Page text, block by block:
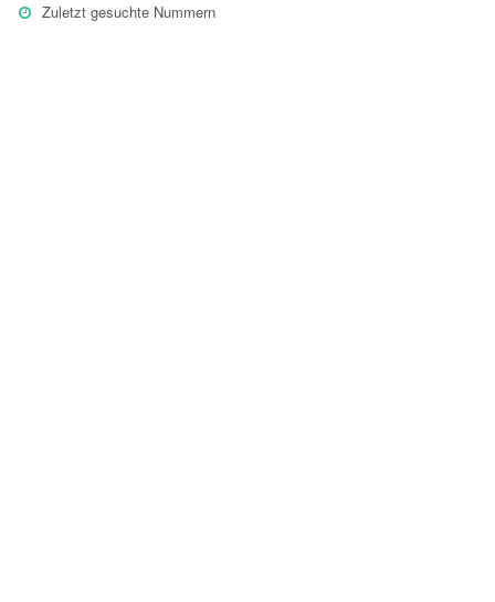
Zuletzt gesuchte Nummern